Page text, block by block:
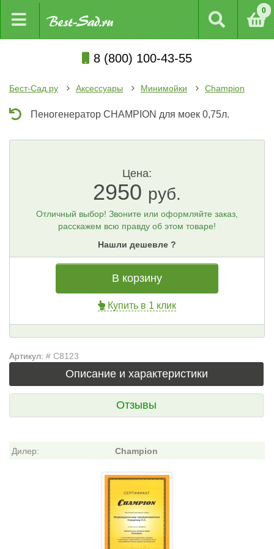
0
8 (800) 100-43-55
Бест-Сад.ру Аксессуары Минимойки Champion
Пеногенератор CHAMPION для моек 0,75л.
Цена:
2950 руб.
Отличный выбор! Звоните или оформляйте заказ,
расскажем всю правду об этом товаре!
Нашли дешевле ?
В корзину
Купить в 1 клик
Артикул: # C8123
Описание и характеристики
Отзывы
Дилер: Champion